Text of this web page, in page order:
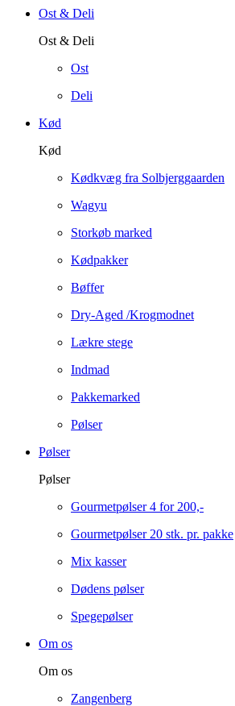
Ost & Deli
Ost & Deli
Ost
Deli
Kød
Kød
Kødkvæg fra Solbjerggaarden
Wagyu
Storkøb marked
Kødpakker
Bøffer
Dry-Aged /Krogmodnet
Lækre stege
Indmad
Pakkemarked
Pølser
Pølser
Pølser
Gourmetpølser 4 for 200,-
Gourmetpølser 20 stk. pr. pakke
Mix kasser
Dødens pølser
Spegepølser
Om os
Om os
Zangenberg